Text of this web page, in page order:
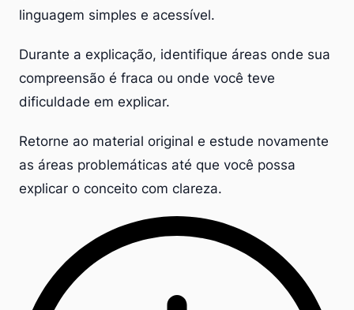
linguagem simples e acessível.
Durante a explicação, identifique áreas onde sua
compreensão é fraca ou onde você teve
dificuldade em explicar.
Retorne ao material original e estude novamente
as áreas problemáticas até que você possa
explicar o conceito com clareza.